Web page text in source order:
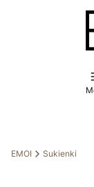
EMOI Sukienki